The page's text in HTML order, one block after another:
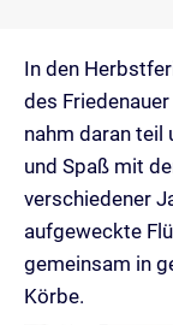
In den
des
nahm daran teil
und Spaß mit
verschiedener
aufgeweckte
gemeinsam in
Körbe.